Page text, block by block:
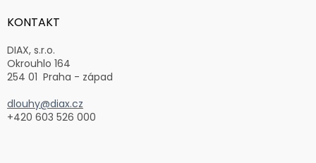
aKONTAKT
DIAX, s.r.o.
Okrouhlo 164
254 01 Praha - západ
dlouhy@diax.cz
+420 603 526 000